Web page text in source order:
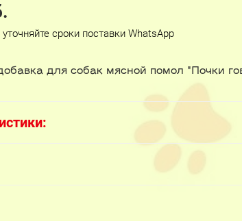
сроки поставки WhatsApp
для собак мясной помол "Почки